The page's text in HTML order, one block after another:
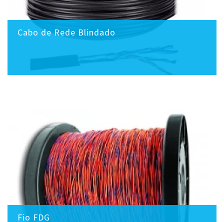
Cabo de Rede Blindado
Fio FDG